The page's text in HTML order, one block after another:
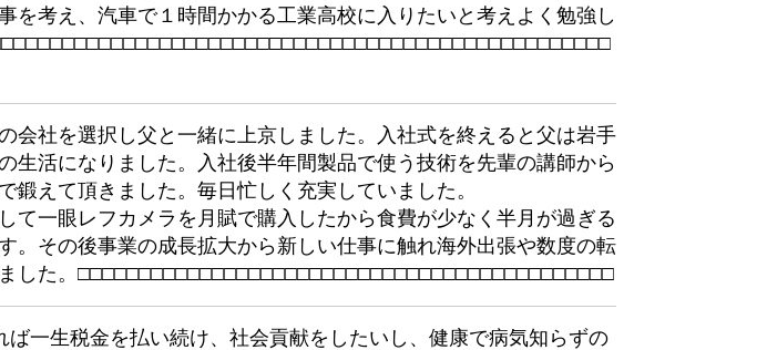
を考え、汽車で１時間かかる工業高校に入りたいと考えよく勉強し
□□□□□□□□□□□□□□□□□□□□□□□□□□□□□□□□□□□□□□□□□□□□□□□□□□
会社を選択し父と一緒に上京しました。入社式を終えると父は岩手
生活になりました。入社後半年間製品で使う技術を先輩の講師から
鍛えて頂きました。毎日忙しく充実していました。
て一眼レフカメラを月賦で購入したから食費が少なく半月が過ぎる
。その後事業の成長拡大から新しい仕事に触れ海外出張や数度の転
した。□□□□□□□□□□□□□□□□□□□□□□□□□□□□□□□□□□□□□□□□□□□□
一生税金を払い続け、社会貢献をしたいし、健康で病気知らずの